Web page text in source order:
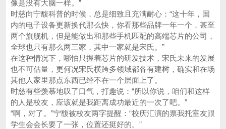
像是没有大脑一样。”
时慈向宁馥科普的时候，总是细致且充满耐心：“这十年，国
内的电子设备更新换代那么快，你看那些品牌一年一个，甚至
两个旗舰机，但是能做出和那些手机匹配的高端芯片的公司，
全球也只有那么两三家，其中一家就是宋氏。”
在这种情况下，哪怕只握着芯片的研发技术，宋氏未来的发展
也不可估量，更何况宋氏横跨多领域都各有建树，确实和在场
其他人家里那点东西已经不在一个层面上了。
时慈有些羡慕地叹了口气，打趣说：“所以你说，咱们和这样
的人是校友，应该就是我距离成功最近的一次了吧。”
“啊，对了。”宁馥被校友两字提醒：“校庆汇演的票我托室友跟
学生会会长要了一张，位置还挺好的。”